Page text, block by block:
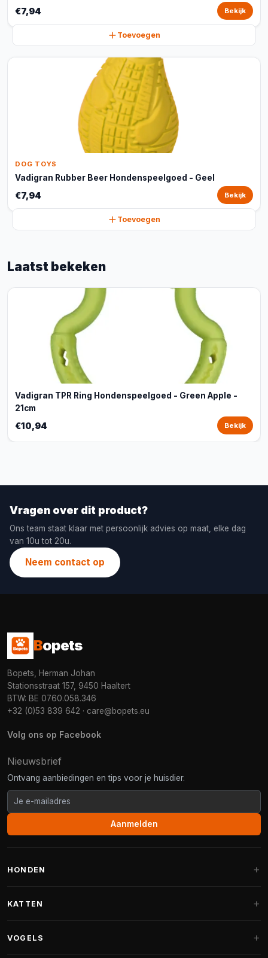
€7,94 Bekijk
Toevoegen
DOG TOYS
Vadigran Rubber Beer Hondenspeelgoed - Geel
€7,94 Bekijk
Toevoegen
Laatst bekeken
Vadigran TPR Ring Hondenspeelgoed - Green Apple -
21cm
€10,94 Bekijk
Vragen over dit product?
Ons team staat klaar met persoonlijk advies op maat, elke dag
van 10u tot 20u.
Neem contact op
Bopets
Bopets, Herman Johan
Stationsstraat 157, 9450 Haaltert
BTW: BE 0760.058.346
+32 (0)53 839 642 · care@bopets.eu
Volg ons op Facebook
Nieuwsbrief
Ontvang aanbiedingen en tips voor je huisdier.
Aanmelden
HONDEN
Fantail hondenmanden
KATTEN
VOGELS